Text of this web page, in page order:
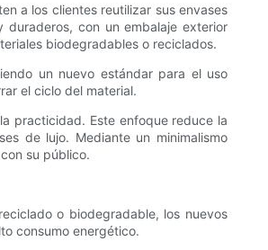
a los clientes reutilizar sus envases
duraderos, con un embalaje exterior
biodegradables o reciclados.
un nuevo estándar para el uso
el ciclo del material.
practicidad. Este enfoque reduce la
de lujo. Mediante un minimalismo
su público.
o biodegradable, los nuevos
consumo energético.